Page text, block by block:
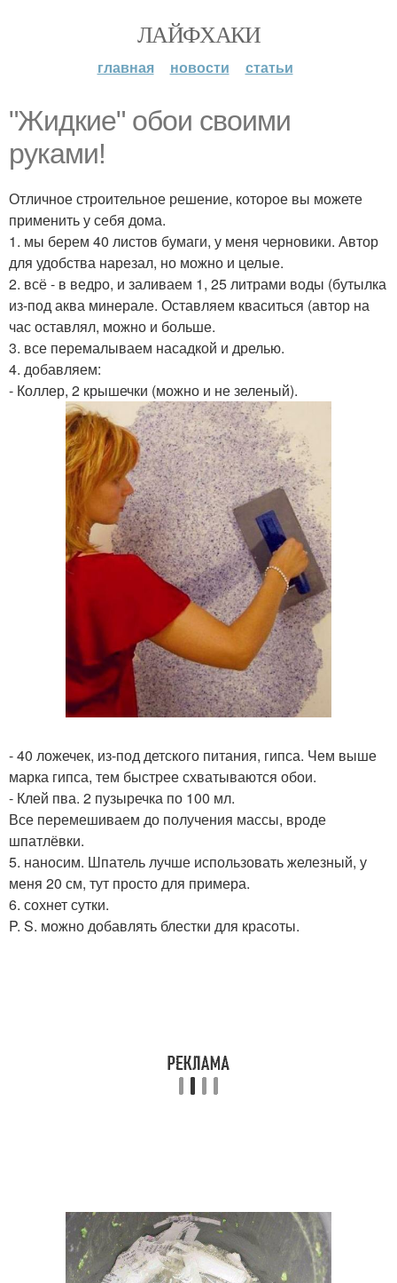
ЛАЙФХАКИ
главная новости статьи
"Жидкие" обои своими
руками!
Отличное строительное решение, которое вы можете
применить у себя дома.
1. мы берем 40 листов бумаги, у меня черновики. Автор
для удобства нарезал, но можно и целые.
2. всё - в ведро, и заливаем 1, 25 литрами воды (бутылка
из-под аква минерале. Оставляем кваситься (автор на
час оставлял, можно и больше.
3. все перемалываем насадкой и дрелью.
4. добавляем:
- Коллер, 2 крышечки (можно и не зеленый).
- 40 ложечек, из-под детского питания, гипса. Чем выше
марка гипса, тем быстрее схватываются обои.
- Клей пва. 2 пузыречка по 100 мл.
Все перемешиваем до получения массы, вроде
шпатлёвки.
5. наносим. Шпатель лучше использовать железный, у
меня 20 см, тут просто для примера.
6. сохнет сутки.
P. S. можно добавлять блестки для красоты.